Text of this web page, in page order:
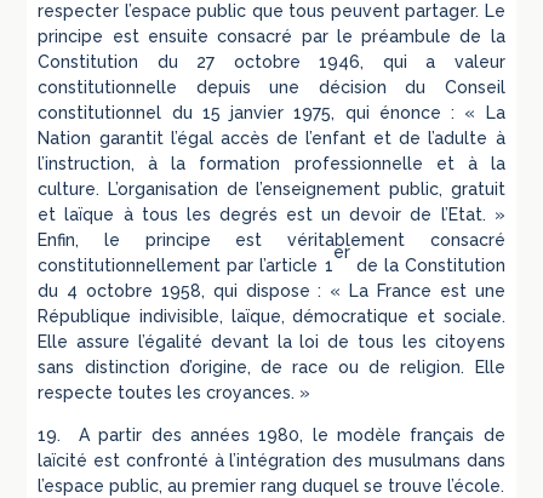
respecter l’espace public que tous peuvent partager. Le
principe est ensuite consacré par le préambule de la
Constitution du 27 octobre 1946, qui a valeur
constitutionnelle depuis une décision du Conseil
constitutionnel du 15 janvier 1975, qui énonce : « La
Nation garantit l’égal accès de l’enfant et de l’adulte à
l’instruction, à la formation professionnelle et à la
culture. L’organisation de l’enseignement public, gratuit
et laïque à tous les degrés est un devoir de l’Etat. »
Enfin, le principe est véritablement consacré
constitutionnellement par l’article 1
er
de la Constitution
du 4 octobre 1958, qui dispose : « La France est une
République indivisible, laïque, démocratique et sociale.
Elle assure l’égalité devant la loi de tous les citoyens
sans distinction d’origine, de race ou de religion. Elle
respecte toutes les croyances. »
19. A partir des années 1980, le modèle français de
laïcité est confronté à l’intégration des musulmans dans
l’espace public, au premier rang duquel se trouve l’école.